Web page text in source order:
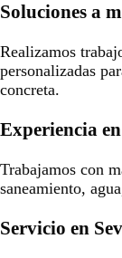
Soluciones a
Realizamos
personalizadas
concreta.
Experiencia
Trabajamos con
saneamiento,
Servicio en